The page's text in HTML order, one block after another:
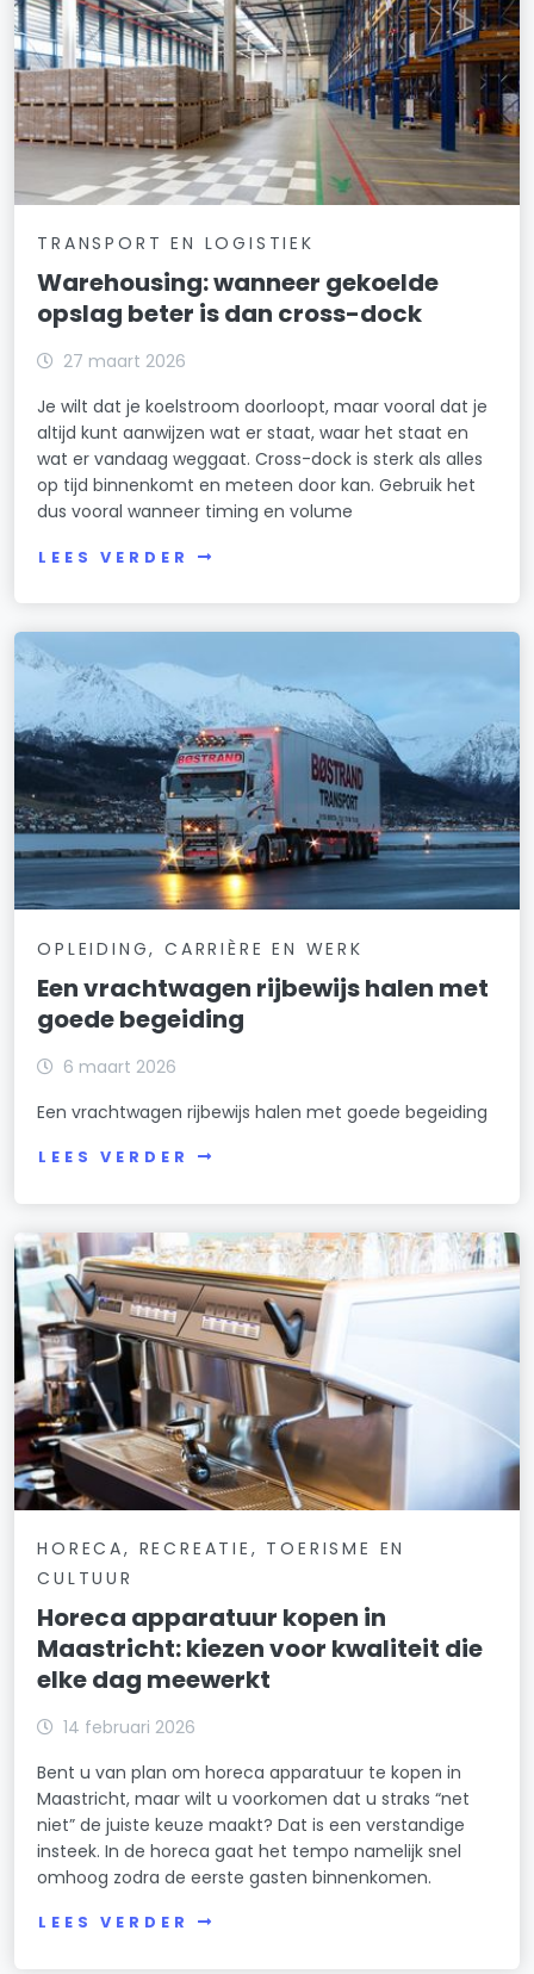
TRANSPORT EN LOGISTIEK
Warehousing: wanneer gekoelde
opslag beter is dan cross-dock
27 maart 2026
Je wilt dat je koelstroom doorloopt, maar vooral dat je
altijd kunt aanwijzen wat er staat, waar het staat en
wat er vandaag weggaat. Cross-dock is sterk als alles
op tijd binnenkomt en meteen door kan. Gebruik het
dus vooral wanneer timing en volume
LEES VERDER
OPLEIDING, CARRIÈRE EN WERK
Een vrachtwagen rijbewijs halen met
goede begeiding
6 maart 2026
Een vrachtwagen rijbewijs halen met goede begeiding
LEES VERDER
HORECA, RECREATIE, TOERISME EN
CULTUUR
Horeca apparatuur kopen in
Maastricht: kiezen voor kwaliteit die
elke dag meewerkt
14 februari 2026
Bent u van plan om horeca apparatuur te kopen in
Maastricht, maar wilt u voorkomen dat u straks “net
niet” de juiste keuze maakt? Dat is een verstandige
insteek. In de horeca gaat het tempo namelijk snel
omhoog zodra de eerste gasten binnenkomen.
LEES VERDER